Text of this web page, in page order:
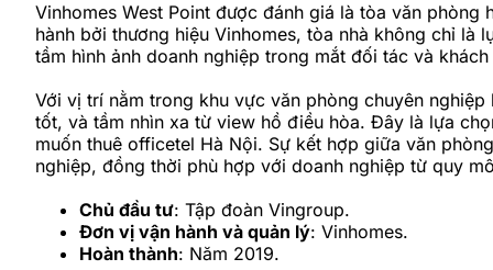
Vinhomes West Point được đánh giá là tòa văn
hành bởi thương hiệu Vinhomes, tòa nhà không chỉ
tầm hình ảnh doanh nghiệp trong mắt đối tác và khách
Với vị trí nằm trong khu vực văn phòng chuyên
tốt, và tầm nhìn xa từ view hồ điều hòa. Đây là lựa
muốn thuê officetel Hà Nội. Sự kết hợp giữa văn
nghiệp, đồng thời phù hợp với doanh nghiệp từ quy
Chủ đầu tư: Tập đoàn Vingroup.
Đơn vị vận hành và quản lý: Vinhomes.
Hoàn thành: Năm 2019.